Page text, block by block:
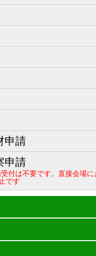
申請
申請
付は不要です。直接会場
です